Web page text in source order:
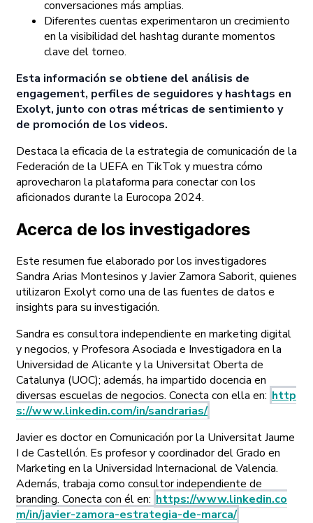
conversaciones más amplias.
Diferentes cuentas experimentaron un crecimiento
en la visibilidad del hashtag durante momentos
clave del torneo.
Esta información se obtiene del análisis de
engagement, perfiles de seguidores y hashtags en
Exolyt, junto con otras métricas de sentimiento y
de promoción de los videos.
Destaca la eficacia de la estrategia de comunicación de la
Federación de la UEFA en TikTok y muestra cómo
aprovecharon la plataforma para conectar con los
aficionados durante la Eurocopa 2024.
Acerca de los investigadores
Este resumen fue elaborado por los investigadores
Sandra Arias Montesinos y Javier Zamora Saborit, quienes
utilizaron Exolyt como una de las fuentes de datos e
insights para su investigación.
Sandra es consultora independiente en marketing digital
y negocios, y Profesora Asociada e Investigadora en la
Universidad de Alicante y la Universitat Oberta de
Catalunya (UOC); además, ha impartido docencia en
diversas escuelas de negocios. Conecta con ella en: http
s://www.linkedin.com/in/sandrarias/
Javier es doctor en Comunicación por la Universitat Jaume
I de Castellón. Es profesor y coordinador del Grado en
Marketing en la Universidad Internacional de Valencia.
Además, trabaja como consultor independiente de
branding. Conecta con él en: https://www.linkedin.co
m/in/javier-zamora-estrategia-de-marca/